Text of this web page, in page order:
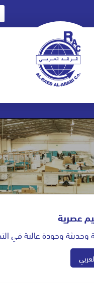
عصرية
وحديثة وجودة عالية في